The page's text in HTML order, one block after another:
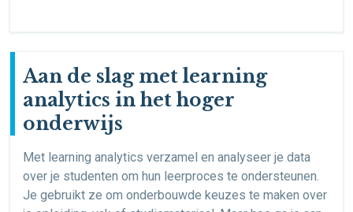
Aan de slag met learning
analytics in het hoger
onderwijs
Met learning analytics verzamel en analyseer je data
over je studenten om hun leerproces te ondersteunen.
Je gebruikt ze om onderbouwde keuzes te maken over